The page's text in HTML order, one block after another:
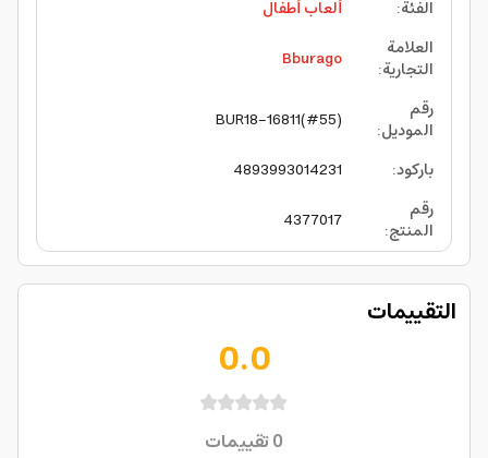
الفئة:
ألعاب أطفال
العلامة
التجارية:
Bburago
رقم
الموديل:
BUR18-16811(#55)
باركود:
4893993014231
رقم
المنتج:
4377017
التقييمات
0.0
0تقييمات